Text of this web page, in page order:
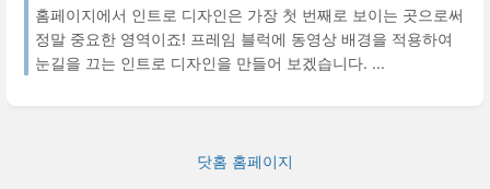
홈페이지에서 인트로 디자인은 가장 첫 번째로 보이는 곳으로써
정말 중요한 영역이죠! 프레임 블럭에 동영상 배경을 적용하여
눈길을 끄는 인트로 디자인을 만들어 보겠습니다. ...
닷홈 홈페이지